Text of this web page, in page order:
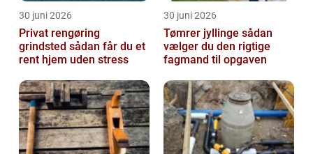
30 juni 2026
Privat rengøring
grindsted sådan får du et
rent hjem uden stress
30 juni 2026
Tømrer jyllinge sådan
vælger du den rigtige
fagmand til opgaven